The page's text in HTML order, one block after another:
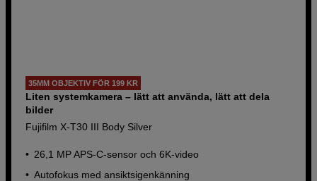
35MM OBJEKTIV FÖR 199 KR
Liten systemkamera – lätt att använda, lätt att dela
bilder
Fujifilm X-T30 III Body Silver
26,1 MP APS-C-sensor och 6K-video
Autofokus med ansiktsigenkänning